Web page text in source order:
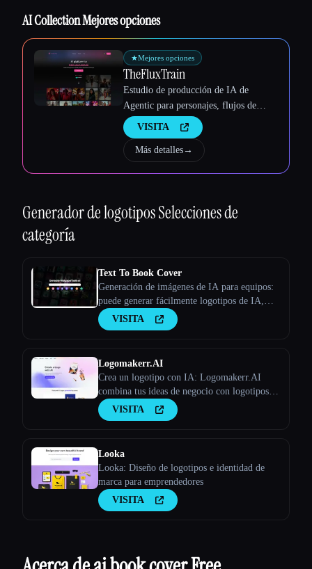
AI Collection Mejores opciones
★Mejores opciones
TheFluxTrain
Estudio de producción de IA de
Agentic para personajes, flujos de
trabajo y vídeos coherentes
VISITA
Más detalles→
Generador de logotiposSelecciones de
categoría
Text To Book Cover
Generación de imágenes de IA para equipos:
puede generar fácilmente logotipos de IA,
portadas de libros de IA, carteles de IA y más
- Stockimg AI
VISITA
Logomakerr.AI
Crea un logotipo con IA: Logomakerr.AI
combina tus ideas de negocio con logotipos
generados por la IA con solo unos pocos clics.
VISITA
Looka
Looka: Diseño de logotipos e identidad de
marca para emprendedores
VISITA